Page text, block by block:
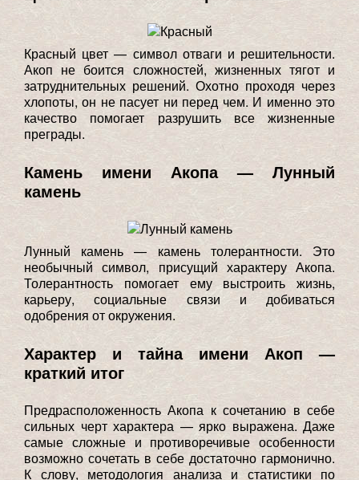
Красный цвет — символ отваги и решительности.
Акоп не боится сложностей, жизненных тягот и
затруднительных решений. Охотно проходя через
хлопоты, он не пасует ни перед чем. И именно это
качество помогает разрушить все жизненные
преграды.
Камень имени Акопа — Лунный
камень
Лунный камень — камень толерантности. Это
необычный символ, присущий характеру Акопа.
Толерантность помогает ему выстроить жизнь,
карьеру, социальные связи и добиваться
одобрения от окружения.
Характер и тайна имени Акоп —
краткий итог
Предрасположенность Акопа к сочетанию в себе
сильных черт характера — ярко выражена. Даже
самые сложные и противоречивые особенности
возможно сочетать в себе достаточно гармонично.
К слову, методология анализа и статистики по